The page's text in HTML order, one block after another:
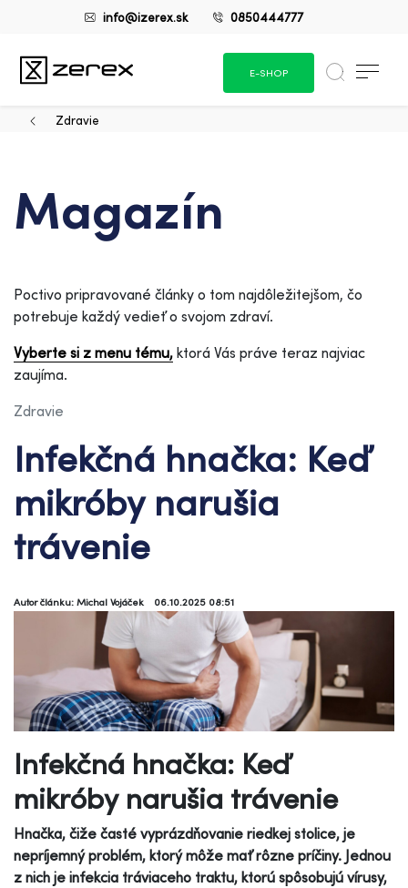
info@izerex.sk 0850444777
E-SHOP
Zdravie
Magazín
Poctivo pripravované články o tom najdôležitejšom, čo
potrebuje každý vedieť o svojom zdraví.
Vyberte si z menu tému, ktorá Vás práve teraz najviac
zaujíma.
Zdravie
Infekčná hnačka: Keď
mikróby narušia
trávenie
Autor článku: Michal Vojáček 06.10.2025 08:51
Infekčná hnačka: Keď
mikróby narušia trávenie
Hnačka, čiže časté vyprázdňovanie riedkej stolice, je
nepríjemný problém, ktorý môže mať rôzne príčiny. Jednou
z nich je infekcia tráviaceho traktu, ktorú spôsobujú vírusy,